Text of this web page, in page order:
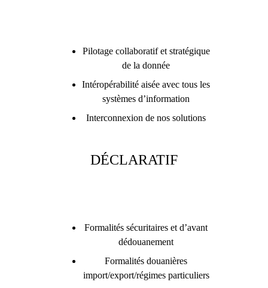
Pilotage collaboratif et stratégique
de la donnée
Intéropérabilité aisée avec tous les
systèmes d’information
Interconnexion de nos solutions
DÉCLARATIF
Formalités sécuritaires et d’avant
dédouanement
Formalités douanières
import/export/régimes particuliers